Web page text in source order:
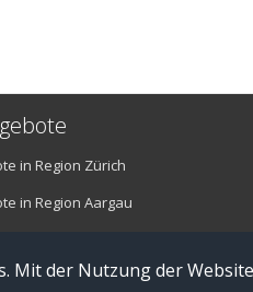
Mit der Nutzung der
in Region Zürich
in Region Aargau